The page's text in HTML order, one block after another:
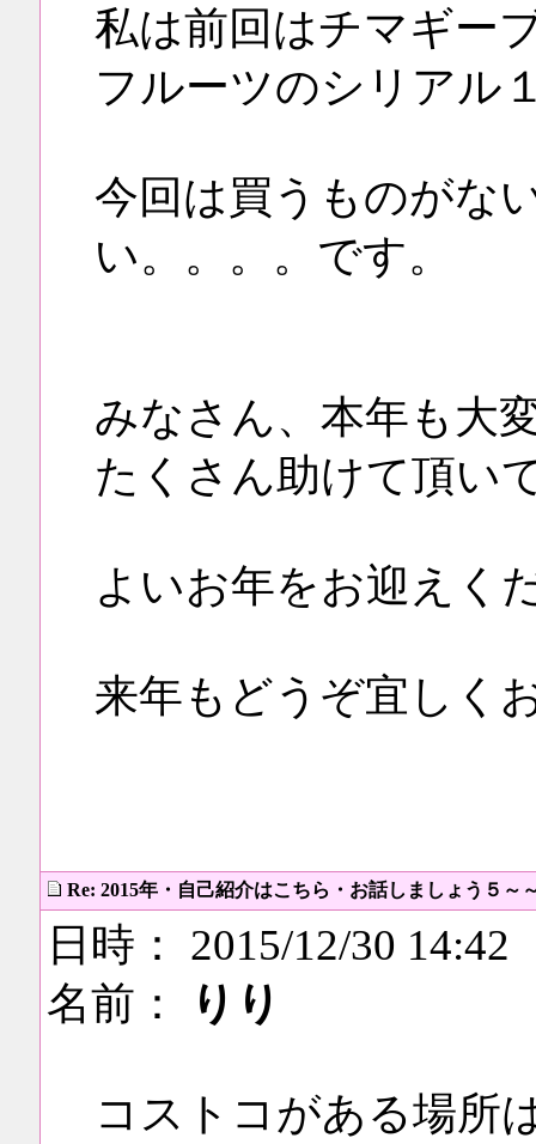
私は前回はチマギー
フルーツのシリアル
今回は買うものがな
い。。。。です。
みなさん、本年も大
たくさん助けて頂い
よいお年をお迎えく
来年もどうぞ宜しく
Re: 2015年・自己紹介はこちら・お話しましょう５～
日時： 2015/12/30 14:42
名前：
りり
コストコがある場所